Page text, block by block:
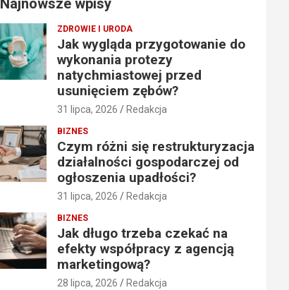
Najnowsze wpisy
ZDROWIE I URODA
Jak wygląda przygotowanie do
wykonania protezy
natychmiastowej przed
usunięciem zębów?
31 lipca, 2026 Redakcja
BIZNES
Czym różni się restrukturyzacja
działalności gospodarczej od
ogłoszenia upadłości?
31 lipca, 2026 Redakcja
BIZNES
Jak długo trzeba czekać na
efekty współpracy z agencją
marketingową?
28 lipca, 2026 Redakcja